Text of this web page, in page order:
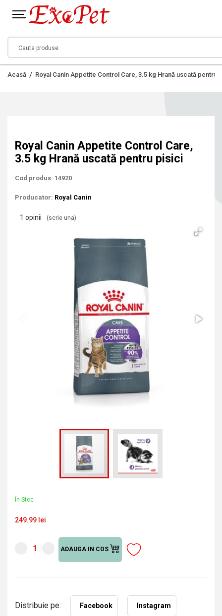
Acasă Royal Canin Appetite Control Care, 3.5 kg Hrană uscată pentru
Royal Canin Appetite Control Care,
3.5 kg Hrană uscată pentru pisici
Cod produs: 14920
Producator: Royal Canin
1 opinii (scrie una)
În Stoc
249.99 lei
ADAUGA IN COS
Distribuie pe: Facebook Instagram